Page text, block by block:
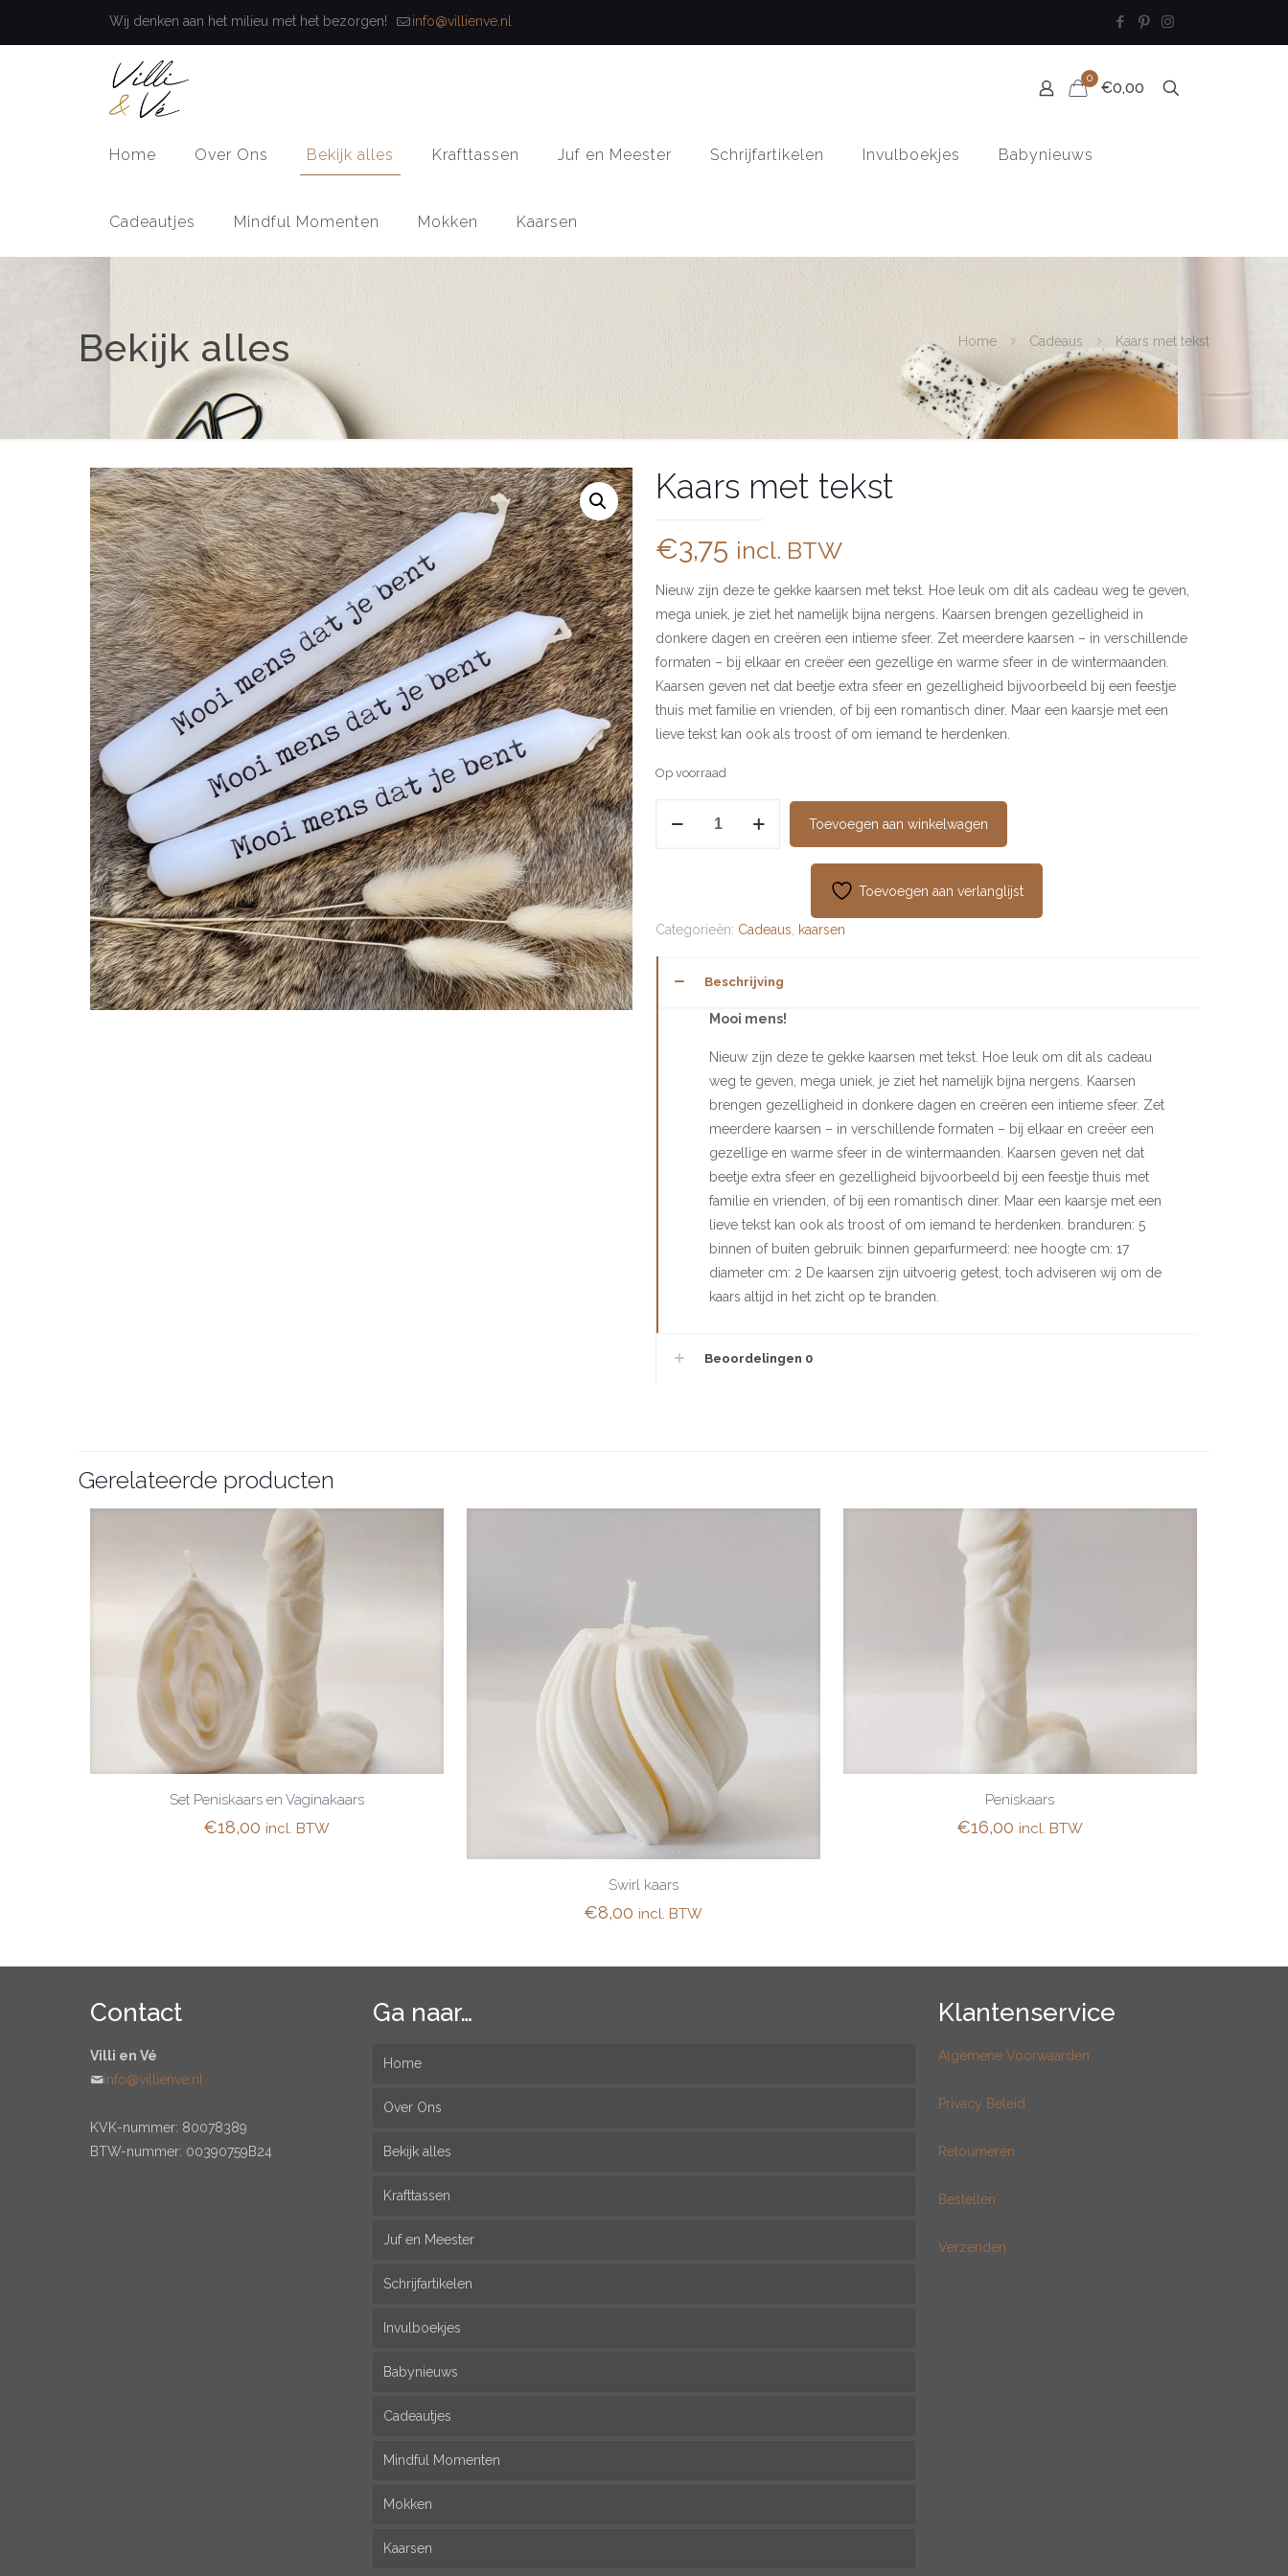
Wij denken aan het milieu met het bezorgen! info@villienve.nl
0
€0,00
Home Over Ons Bekijk alles Krafttassen Juf en Meester Schrijfartikelen Invulboekjes Babynieuws
Cadeautjes Mindful Momenten Mokken Kaarsen
Bekijk alles Home Cadeaus Kaars met tekst
Kaars met tekst
€3,75 incl. BTW
Nieuw zijn deze te gekke kaarsen met tekst. Hoe leuk om dit als cadeau weg te geven,
mega uniek, je ziet het namelijk bijna nergens. Kaarsen brengen gezelligheid in
donkere dagen en creëren een intieme sfeer. Zet meerdere kaarsen – in verschillende
formaten – bij elkaar en creëer een gezellige en warme sfeer in de wintermaanden.
Kaarsen geven net dat beetje extra sfeer en gezelligheid bijvoorbeeld bij een feestje
thuis met familie en vrienden, of bij een romantisch diner. Maar een kaarsje met een
lieve tekst kan ook als troost of om iemand te herdenken.
Op voorraad
Toevoegen aan winkelwagen
Toevoegen aan verlanglijst
Categorieën: Cadeaus kaarsen
Beschrijving
Mooi mens!
Nieuw zijn deze te gekke kaarsen met tekst. Hoe leuk om dit als cadeau
weg te geven, mega uniek, je ziet het namelijk bijna nergens. Kaarsen
brengen gezelligheid in donkere dagen en creëren een intieme sfeer. Zet
meerdere kaarsen – in verschillende formaten – bij elkaar en creëer een
gezellige en warme sfeer in de wintermaanden. Kaarsen geven net dat
beetje extra sfeer en gezelligheid bijvoorbeeld bij een feestje thuis met
familie en vrienden, of bij een romantisch diner. Maar een kaarsje met een
lieve tekst kan ook als troost of om iemand te herdenken. branduren: 5
binnen of buiten gebruik: binnen geparfurmeerd: nee hoogte cm: 17
diameter cm: 2 De kaarsen zijn uitvoerig getest, toch adviseren wij om de
kaars altijd in het zicht op te branden.
Beoordelingen 0
Gerelateerde producten
Set Peniskaars en Vaginakaars
€18,00 incl. BTW
Swirl kaars
€8,00 incl. BTW
Peniskaars
€16,00 incl. BTW
Contact
Villi en Vé
info@villienve.nl
KVK-nummer: 80078389
BTW-nummer: 00390759B24
Ga naar…
Home
Over Ons
Bekijk alles
Krafttassen
Juf en Meester
Schrijfartikelen
Invulboekjes
Babynieuws
Cadeautjes
Mindful Momenten
Mokken
Kaarsen
Klantenservice
Algemene Voorwaarden
Privacy Beleid
Retourneren
Bestellen
Verzenden